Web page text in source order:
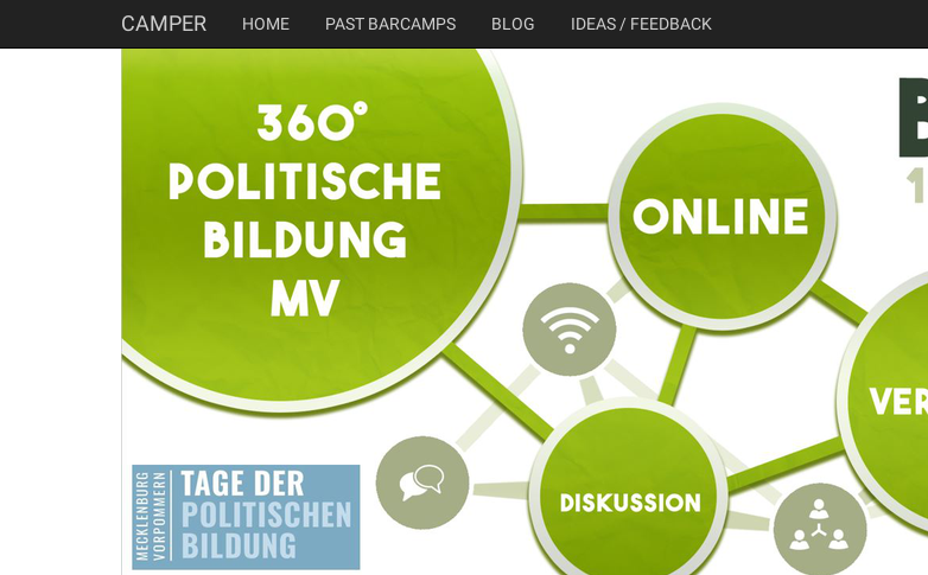
CAMPER HOME PAST BARCAMPS BLOG IDEAS / FEEDBACK